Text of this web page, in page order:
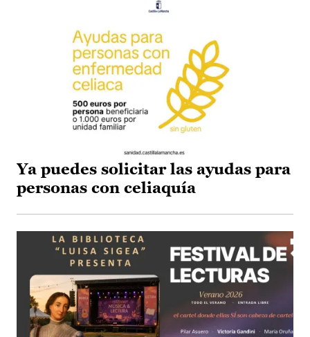
Ya puedes solicitar las ayudas para
personas con celiaquía